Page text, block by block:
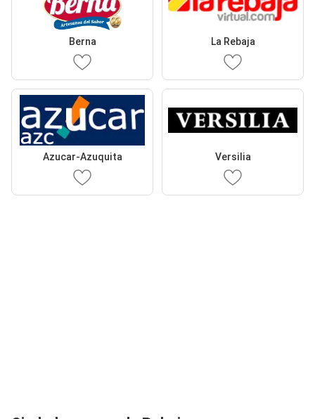
Berna La Rebaja
Azucar-Azuquita Versilia